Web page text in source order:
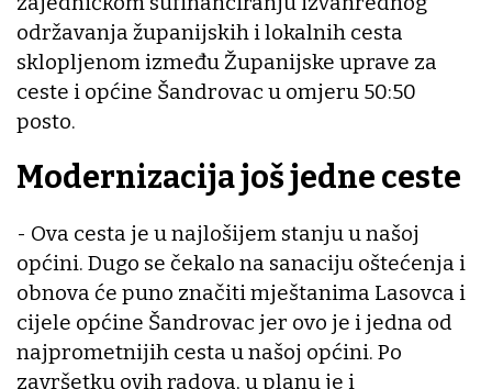
održavanja županijskih i lokalnih cesta
sklopljenom između Županijske uprave za
ceste i općine Šandrovac u omjeru 50:50
posto.
Modernizacija još jedne ceste
- Ova cesta je u najlošijem stanju u našoj
općini. Dugo se čekalo na sanaciju oštećenja i
obnova će puno značiti mještanima Lasovca i
cijele općine Šandrovac jer ovo je i jedna od
najprometnijih cesta u našoj općini. Po
završetku ovih radova, u planu je i